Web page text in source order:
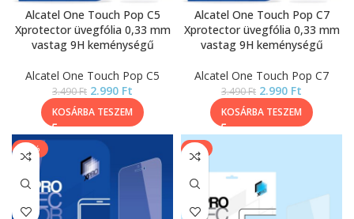
Alcatel One Touch Pop C5
Xprotector üvegfólia 0,33 mm
vastag 9H keménységű
Alcatel One Touch Pop C5
3.490Ft 2.990 Ft
KOSÁRBA TESZEM
Alcatel One Touch Pop C7
Xprotector üvegfólia 0,33 mm
vastag 9H keménységű
Alcatel One Touch Pop C7
3.490Ft 2.990 Ft
KOSÁRBA TESZEM
-14% -9%